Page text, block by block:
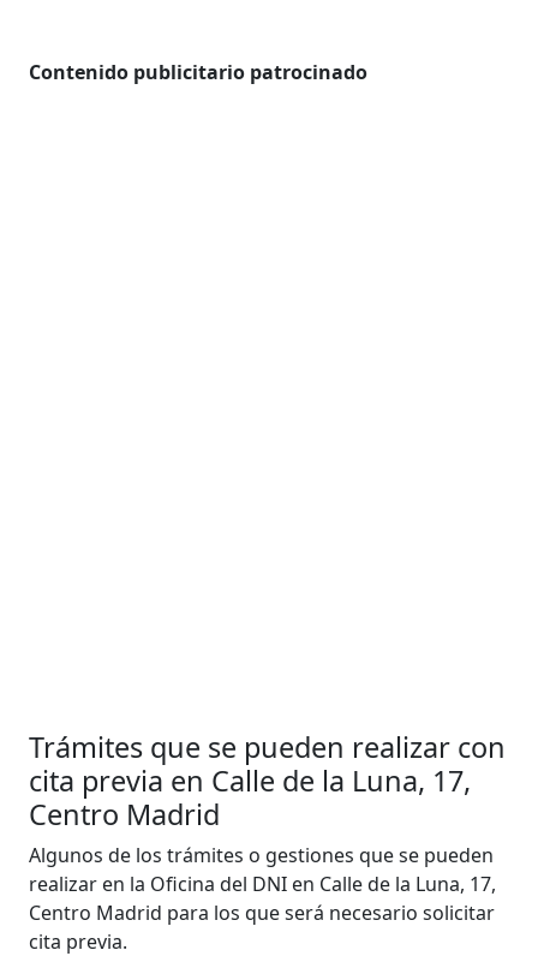
Contenido publicitario patrocinado
Trámites que se pueden realizar con
cita previa en Calle de la Luna, 17,
Centro Madrid
Algunos de los trámites o gestiones que se pueden
realizar en la Oficina del DNI en Calle de la Luna, 17,
Centro Madrid para los que será necesario solicitar
cita previa.